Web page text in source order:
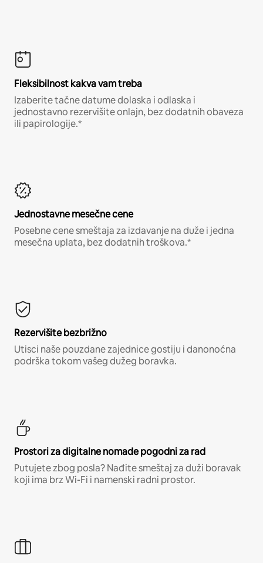
Fleksibilnost kakva vam treba
Izaberite tačne datume dolaska i odlaska i
jednostavno rezervišite onlajn, bez dodatnih obaveza
ili papirologije.*
Jednostavne mesečne cene
Posebne cene smeštaja za izdavanje na duže i jedna
mesečna uplata, bez dodatnih troškova.*
Rezervišite bezbrižno
Utisci naše pouzdane zajednice gostiju i danonoćna
podrška tokom vašeg dužeg boravka.
Prostori za digitalne nomade pogodni za rad
Putujete zbog posla? Nađite smeštaj za duži boravak
koji ima brz Wi-Fi i namenski radni prostor.